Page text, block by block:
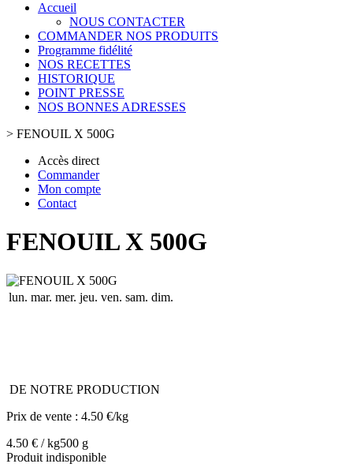
Accueil
NOUS CONTACTER
COMMANDER NOS PRODUITS
Programme fidélité
NOS RECETTES
HISTORIQUE
POINT PRESSE
NOS BONNES ADRESSES
> FENOUIL X 500G
Accès direct
Commander
Mon compte
Contact
FENOUIL X 500G
lun. mar. mer. jeu. ven. sam. dim.
DE NOTRE PRODUCTION
Prix de vente : 4.50 €/kg
4.50 € / kg500 g
Produit indisponible